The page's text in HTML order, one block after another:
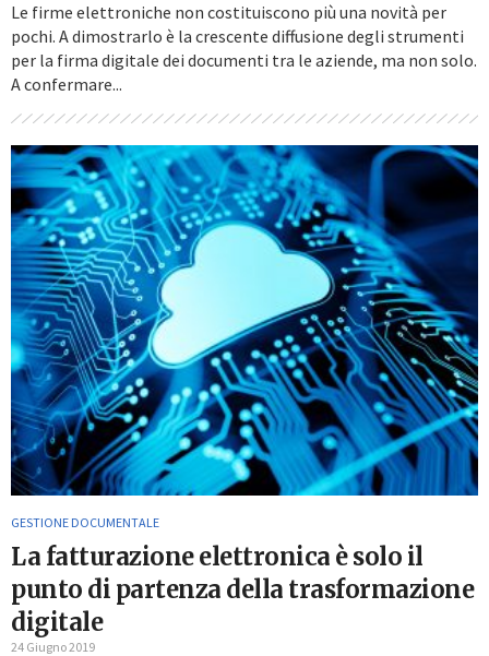
Le firme elettroniche non costituiscono più una novità per
pochi. A dimostrarlo è la crescente diffusione degli strumenti
per la firma digitale dei documenti tra le aziende, ma non solo.
A confermare...
GESTIONE DOCUMENTALE
La fatturazione elettronica è solo il
punto di partenza della trasformazione
digitale
24 Giugno 2019